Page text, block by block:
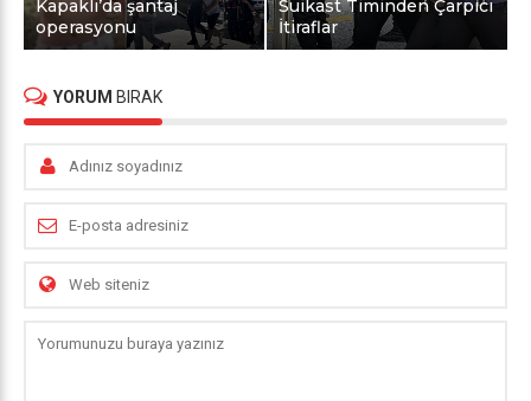
Kapaklı’da şantaj
operasyonu
Suikast Timinden Çarpıcı
İtiraflar
YORUM BIRAK